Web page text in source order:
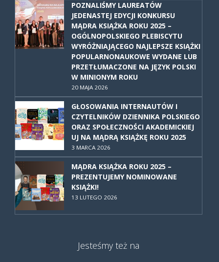
POZNALIŚMY LAUREATÓW
JEDENASTEJ EDYCJI KONKURSU
MĄDRA KSIĄŻKA ROKU 2025 –
OGÓLNOPOLSKIEGO PLEBISCYTU
WYRÓŻNIAJĄCEGO NAJLEPSZE KSIĄŻKI
POPULARNONAUKOWE WYDANE LUB
PRZETŁUMACZONE NA JĘZYK POLSKI
W MINIONYM ROKU
20 MAJA 2026
GŁOSOWANIA INTERNAUTÓW I
CZYTELNIKÓW DZIENNIKA POLSKIEGO
ORAZ SPOŁECZNOŚCI AKADEMICKIEJ
UJ NA MĄDRĄ KSIĄŻKĘ ROKU 2025
3 MARCA 2026
MĄDRA KSIĄŻKA ROKU 2025 –
PREZENTUJEMY NOMINOWANE
KSIĄŻKI!
13 LUTEGO 2026
Jesteśmy też na